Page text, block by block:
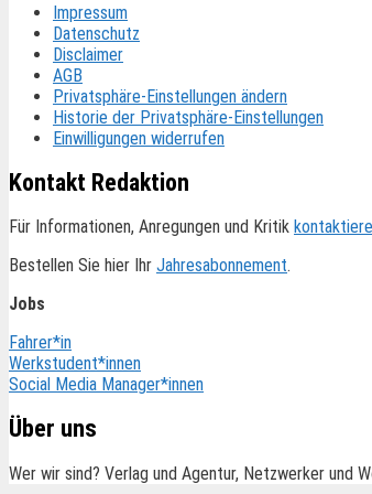
Impressum
Datenschutz
Disclaimer
AGB
Privatsphäre-Einstellungen ändern
Historie der Privatsphäre-Einstellungen
Einwilligungen widerrufen
Kontakt Redaktion
Für Informationen, Anregungen und Kritik
Bestellen Sie hier Ihr Jahresabonnement.
Jobs
Fahrer*in
Werkstudent*innen
Social Media Manager*innen
Über uns
Wer wir sind? Verlag und Agentur, Netzwerker und